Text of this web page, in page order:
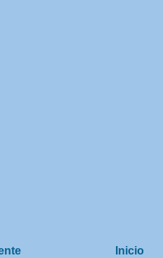
Inicio